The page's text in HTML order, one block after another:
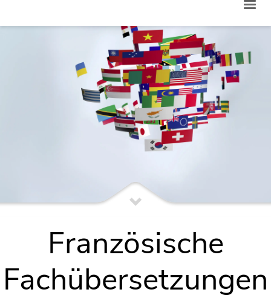
Französische
Fachübersetzungen